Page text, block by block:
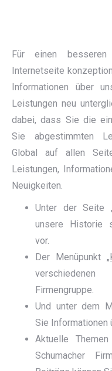
Für einen
Internetseite
Informationen über
Leistungen neu
dabei, dass Sie die
Sie abgestimmten
Global auf allen
Leistungen,
Neuigkeiten.
Unter der Seite
unsere Historie
vor.
Der Menüpunkt
Firmengruppe.
Und unter dem
Sie Informationen
Aktuelle
Schumacher